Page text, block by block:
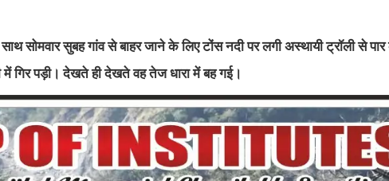
सोमवार सुबह गांव से बाहर जाने के लिए टोंस नदी पर लगी अस्थायी ट्रॉली से पार
गिर पड़ी। देखते ही देखते वह तेज धारा में बह गई।